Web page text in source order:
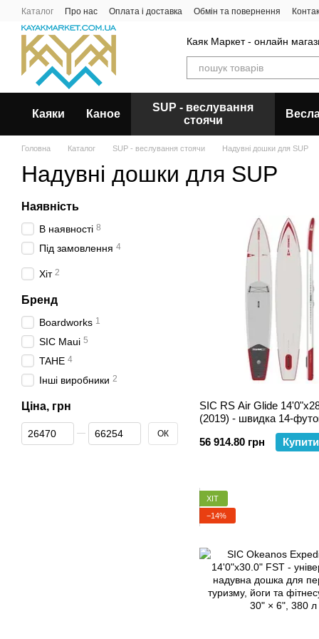
Перейти до основного контенту
Каталог Про нас Оплата і доставка Обмін та повернення
Каяк Маркет - онлайн
Каяки Каное
SUP - веслування
стоячи
Головна Каталог SUP - веслування стоячи Надувні дошки для SUP
Надувні дошки для SUP
SIC RS Air Glide
(2019) - швидка 14-
дошка для перегонів та
56 914.80 грн
Купити
ХІТ
−14%
Наявність
В наявності 8
Під замовлення 4
Хіт 2
Бренд
Boardworks 1
SIC Maui 5
TAHE 4
Інші виробники 2
Ціна, грн
Від Ціна, грн
До Ціна, грн ОК